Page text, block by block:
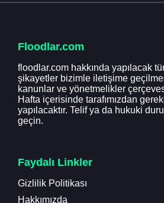
Floodlar.com
floodlar.com hakkında yapılacak
şikayetler bizimle iletişime
kanunlar ve yönetmelikler
Hafta içerisinde tarafımızdan
yapılacaktır. Telif ya da hukuki
geçin.
Faydalı Linkler
Gizlilik Politikası
Hakkımızda